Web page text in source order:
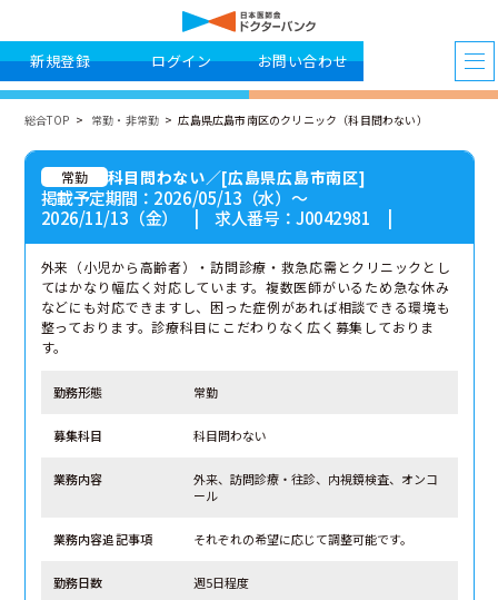
新規登録 ログイン お問い合わせ
総合TOP 常勤・非常勤 広島県広島市南区のクリニック（科目問わない）
常勤 科目問わない／[広島県広島市南区]
掲載予定期間：2026/05/13（水）〜
2026/11/13（金） | 求人番号：J0042981 |
外来（小児から高齢者）・訪問診療・救急応需とクリニックとし
てはかなり幅広く対応しています。複数医師がいるため急な休み
などにも対応できますし、困った症例があれば相談できる環境も
整っております。診療科目にこだわりなく広く募集しておりま
す。
勤務形態 常勤
募集科目 科目問わない
業務内容
外来、訪問診療・往診、内視鏡検査、オンコ
ール
業務内容追記事項 それぞれの希望に応じて調整可能です。
勤務日数 週5日程度